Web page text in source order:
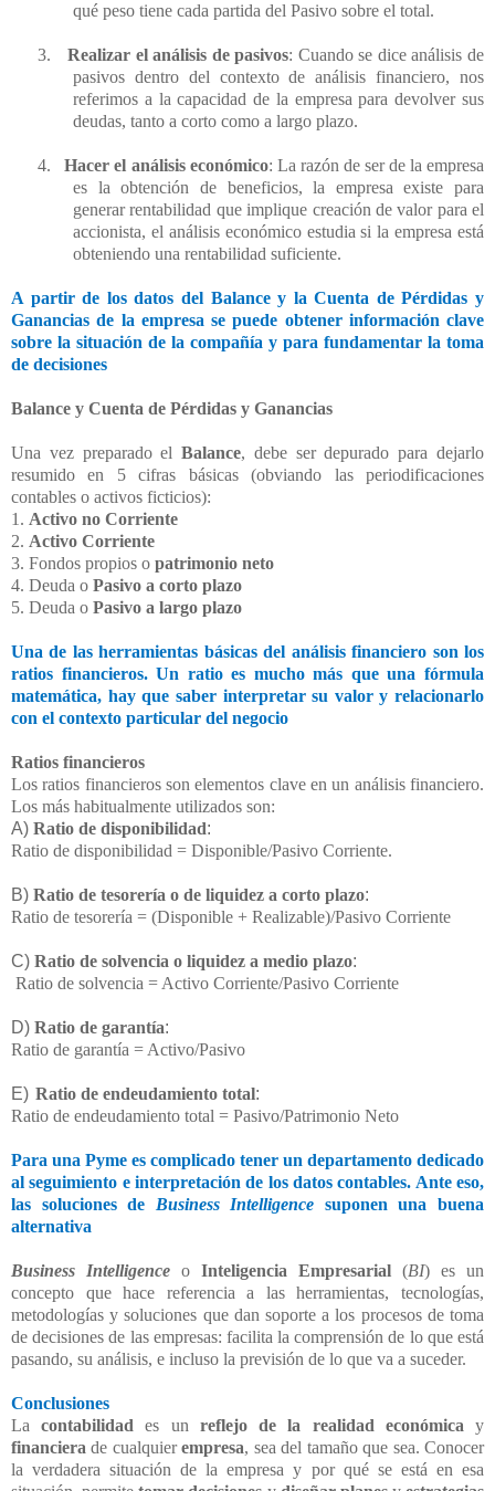
qué peso tiene cada partida del Pasivo sobre el total.
3. Realizar el análisis de pasivos: Cuando se dice análisis de
pasivos dentro del contexto de análisis financiero, nos
referimos a la capacidad de la empresa para devolver sus
deudas, tanto a corto como a largo plazo.
4. Hacer el análisis económico: La razón de ser de la empresa
es la obtención de beneficios, la empresa existe para
generar rentabilidad que implique creación de valor para el
accionista, el análisis económico estudia si la empresa está
obteniendo una rentabilidad suficiente.
A partir de los datos del Balance y la Cuenta de Pérdidas y
Ganancias de la empresa se puede obtener información clave
sobre la situación de la compañía y para fundamentar la toma
de decisiones
Balance y Cuenta de Pérdidas y Ganancias
Una vez preparado elBalance, debe ser depurado para dejarlo
resumido en 5 cifras básicas (obviando las periodificaciones
contables o activos ficticios):
1. Activo no Corriente
2. Activo Corriente
3. Fondos propios o patrimonio neto
4. Deuda o Pasivo a corto plazo
5. Deuda o Pasivo a largo plazo
Una de las herramientas básicas del análisis financiero son los
ratios financieros. Un ratio es mucho más que una fórmula
matemática, hay que saber interpretar su valor y relacionarlo
con el contexto particular del negocio
Ratios financieros
Los ratios financieros son elementos clave en un análisis financiero.
Los más habitualmente utilizados son:
A) Ratio de disponibilidad:
Ratio de disponibilidad = Disponible/Pasivo Corriente.
B) Ratio de tesorería o de liquidez a corto plazo:
Ratio de tesorería = (Disponible + Realizable)/Pasivo Corriente
C) Ratio de solvencia o liquidez a medio plazo:
Ratio de solvencia = Activo Corriente/Pasivo Corriente
D) Ratio de garantía:
Ratio de garantía = Activo/Pasivo
E) Ratio de endeudamiento total:
Ratio de endeudamiento total = Pasivo/Patrimonio Neto
Para una Pyme es complicado tener un departamento dedicado
al seguimiento e interpretación de los datos contables. Ante eso,
las soluciones de Business Intelligence suponen una buena
alternativa
Business Intelligence o Inteligencia Empresarial (BI) es un
concepto que hace referencia a las herramientas, tecnologías,
metodologías y soluciones que dan soporte a los procesos de toma
de decisiones de las empresas: facilita la comprensión de lo que está
pasando, su análisis, e incluso la previsión de lo que va a suceder.
Conclusiones
Lacontabilidad es un reflejo de la realidad económica y
financiera de cualquierempresa, sea del tamaño que sea. Conocer
la verdadera situación de la empresa y por qué se está en esa